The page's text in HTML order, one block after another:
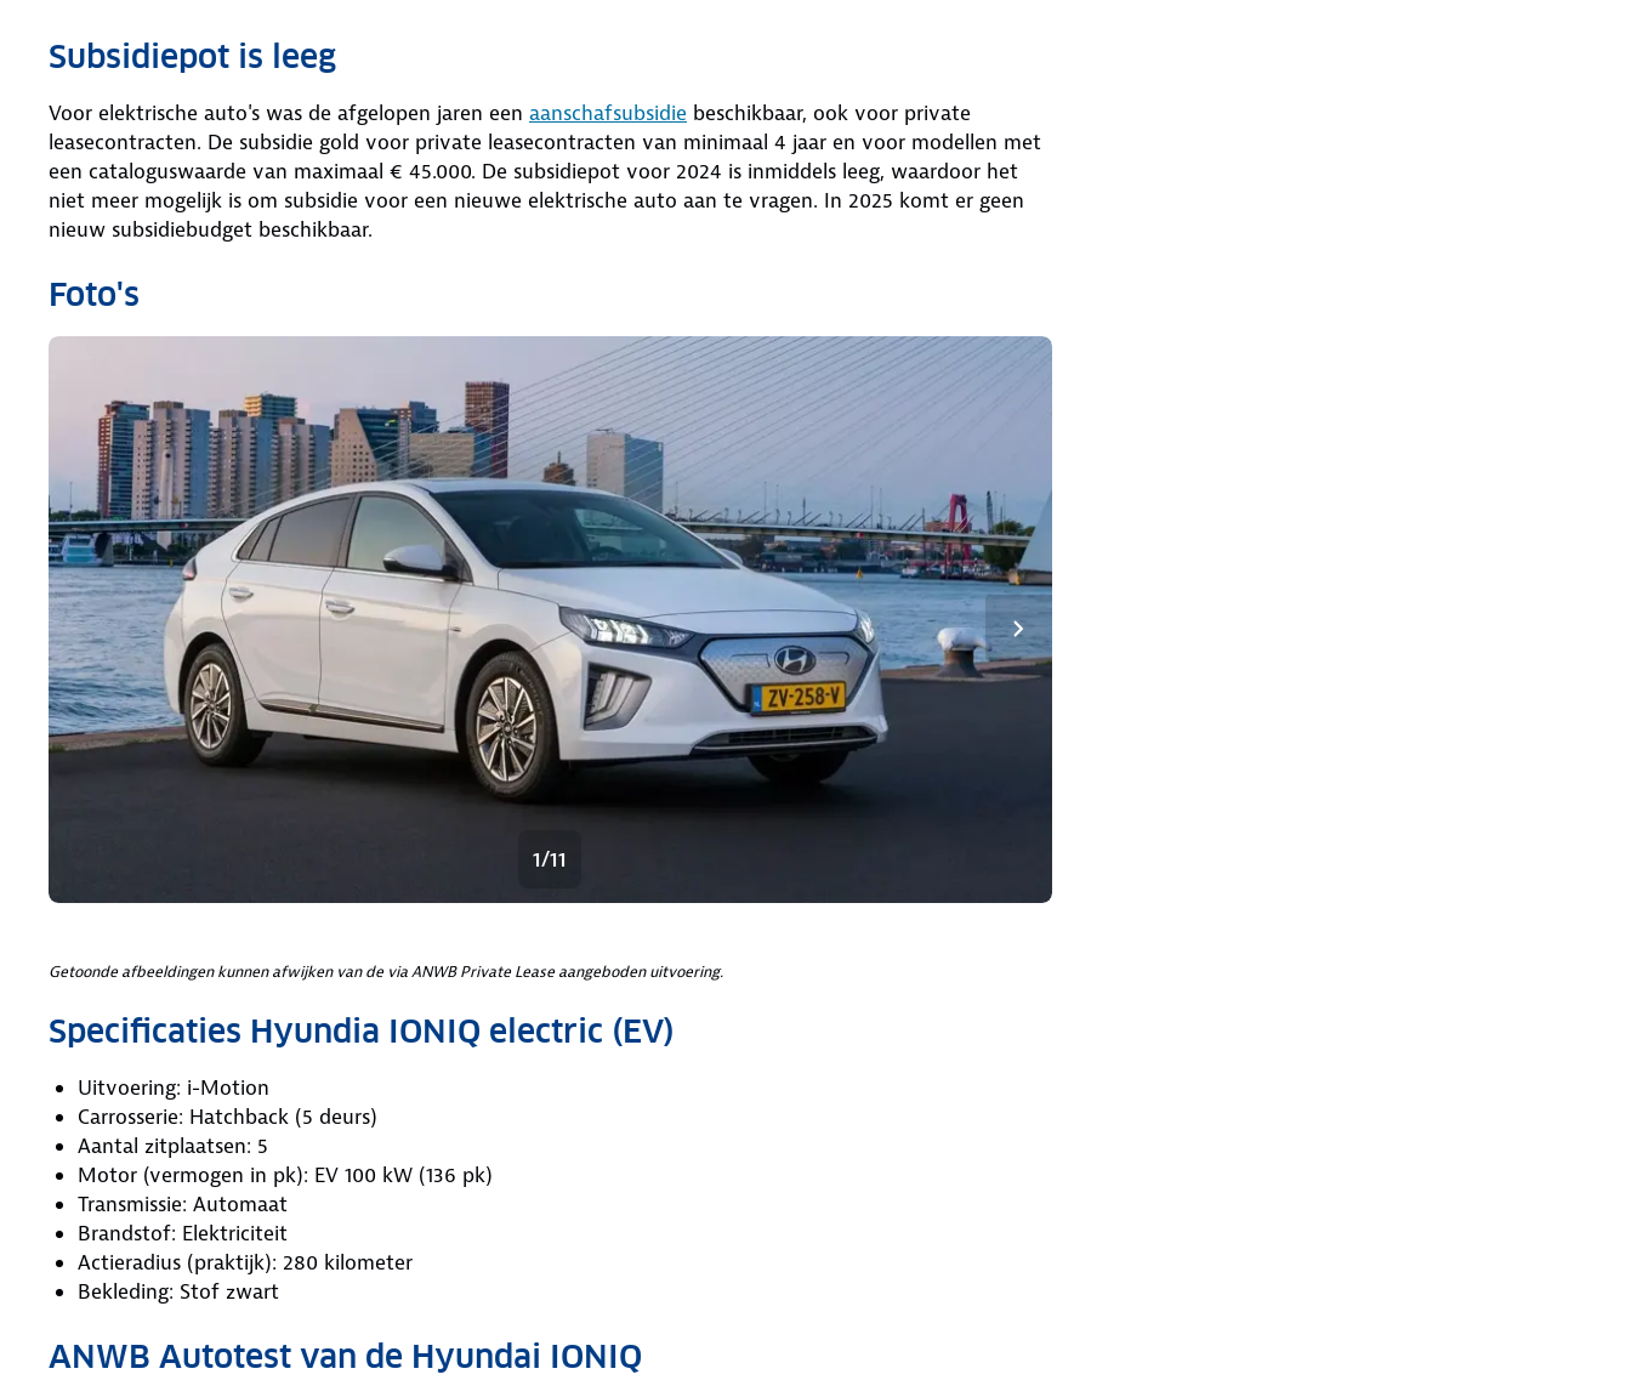
Subsidiepot is leeg
Voor elektrische auto's was de afgelopen jaren een aanschafsubsidie beschikbaar, ook voor private
leasecontracten. De subsidie gold voor private leasecontracten van minimaal 4 jaar en voor modellen met
een cataloguswaarde van maximaal € 45.000. De subsidiepot voor 2024 is inmiddels leeg, waardoor het
niet meer mogelijk is om subsidie voor een nieuwe elektrische auto aan te vragen. In 2025 komt er geen
nieuw subsidiebudget beschikbaar.
Foto's
1/11
Getoonde afbeeldingen kunnen afwijken van de via ANWB Private Lease aangeboden uitvoering.
Specificaties Hyundia IONIQ electric (EV)
Uitvoering: i-Motion
Carrosserie: Hatchback (5 deurs)
Aantal zitplaatsen: 5
Motor (vermogen in pk): EV 100 kW (136 pk)
Transmissie: Automaat
Brandstof: Elektriciteit
Actieradius (praktijk): 280 kilometer
Bekleding: Stof zwart
ANWB Autotest van de Hyundai IONIQ